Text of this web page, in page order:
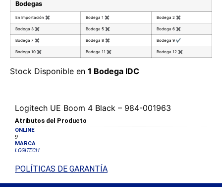
Bodegas
En Importación ✖ Bodega 1 ✖ Bodega 2 ✖
Bodega 3 ✖ Bodega 5 ✖ Bodega 6 ✖
Bodega 7 ✖ Bodega 8 ✖ Bodega 9 ✔
Bodega 10 ✖ Bodega 11 ✖ Bodega 12 ✖
Stock Disponible en 1 Bodega IDC
Logitech UE Boom 4 Black – 984-001963
Atributos del Producto
ONLINE
9
MARCA
LOGITECH
POLÍTICAS DE GARANTÍA